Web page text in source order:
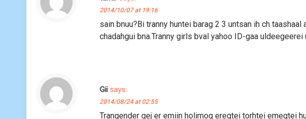
2014/10/07 at 19:16
sain bnuu?Bi tranny huntei barag 2 3 untsan ih ch
chadahgui bna.Tranny girls bval yahoo ID-gaa uldeegeerei
Gii says:
2014/08/24 at 02:55
Trangender gej er emiin holimog eregtei torhtei emegtei